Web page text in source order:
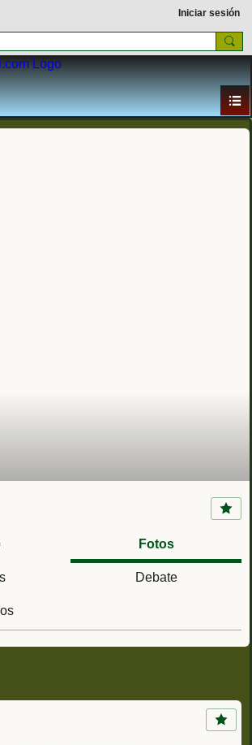
Iniciar sesión
Guerra Civil Española (1936 -
Fotos
Debate